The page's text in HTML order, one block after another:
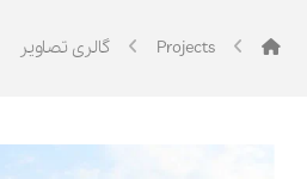
Projects گالری تصاویر